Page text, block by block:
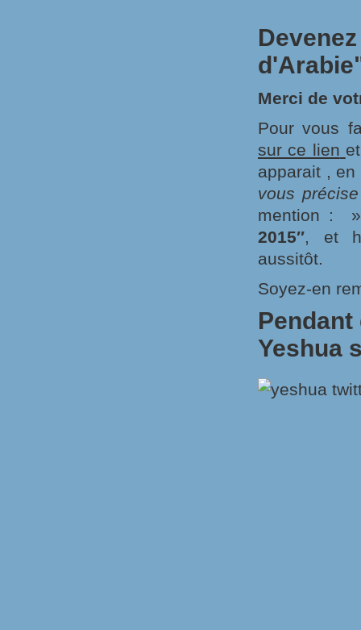
Merci de
Pour vous
sur ce lien
apparait ,
vous
mention :
2015″, et
aussitôt.
Soyez-en
Yeshua